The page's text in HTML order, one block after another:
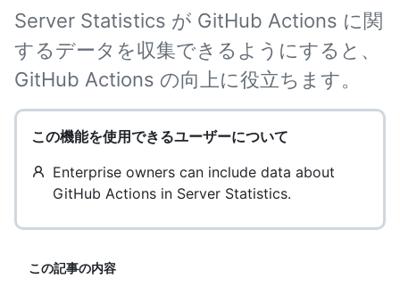
Server Statistics が GitHub Actions に関
するデータを収集できるようにすると、
GitHub Actions の向上に役立ちます。
この機能を使用できるユーザーについて
Enterprise owners can include data about
GitHub Actions in Server Statistics.
この記事の内容